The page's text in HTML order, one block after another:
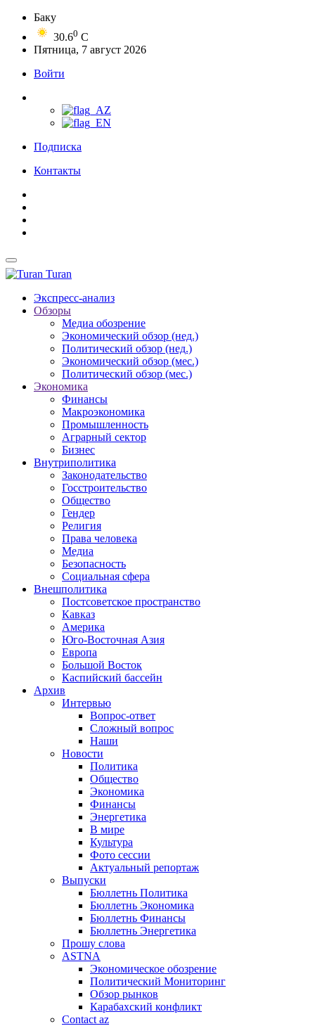
Баку
30.60 C
Пятница, 7 август 2026
Войти
Подписка
Контакты
Turan
Экспресс-анализ
Обзоры
Медиа обозрение
Экономический обзор (нед.)
Политический обзор (нед.)
Экономический обзор (мес.)
Политический обзор (мес.)
Экономика
Финансы
Макроэкономика
Промышленность
Аграрный сектор
Бизнес
Внутриполитика
Законодательство
Госстроительство
Общество
Гендер
Религия
Права человека
Медиа
Безопасность
Социальная сфера
Внешполитика
Постсоветское пространство
Кавказ
Америка
Юго-Восточная Азия
Европа
Большой Восток
Каспийский бассейн
Архив
Интервью
Вопрос-ответ
Сложный вопрос
Наши
Новости
Политика
Общество
Экономика
Финансы
Энергетика
В мире
Культура
Фото сессии
Актуальный репортаж
Выпуски
Бюллетнь Политика
Бюллетнь Экономика
Бюллетнь Финансы
Бюллетнь Энергетика
Прошу слова
ASTNA
Экономическое обозрение
Политический Мониторинг
Обзор рынков
Карабахский конфликт
Contact az